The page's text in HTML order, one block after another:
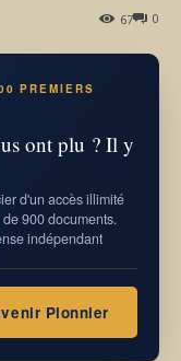
0
67
PREMIERS
ont plu ? Il y
d'un accès illimité
900 documents.
indépendant
Pionnier